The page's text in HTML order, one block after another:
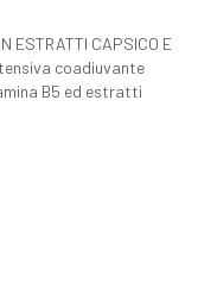
ESTRATTI CAPSICO E
coadiuvante
B5 ed estratti